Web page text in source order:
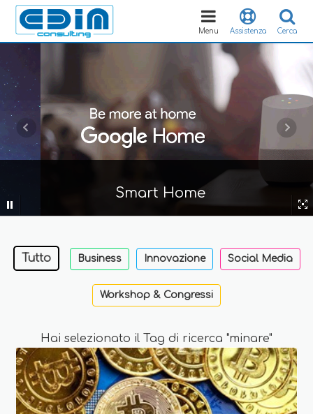
Cerca
Assistenza
Toggle
navigation
Menu
Smart Home
Tutto Business Innovazione Social Media
Workshop & Congressi
Hai selezionato il Tag di ricerca "minare"